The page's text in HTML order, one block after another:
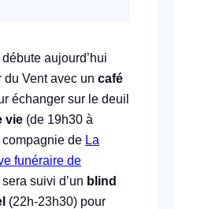
aujourd’hui
du Vent avec un café
échanger sur le deuil
vie (de 19h30 à
de La
funéraire de
sera suivi d’un blind
(22h-23h30) pour